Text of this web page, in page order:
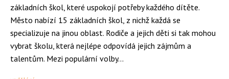
základních škol, které uspokojí potřeby každého dítěte.
Město nabízí 15 základních škol, z nichž každá se
specializuje na jinou oblast. Rodiče a jejich děti si tak mohou
vybrat školu, která nejlépe odpovídá jejich zájmům a
talentům. Mezi populární volby...